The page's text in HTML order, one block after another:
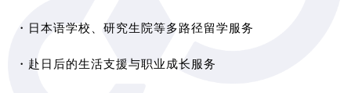
・日本语学校、研究生院等多路径留学服务
・赴日后的生活支援与职业成长服务